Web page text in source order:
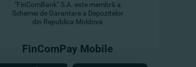
"FinComBank" S.A. este membră a
Schemei de Garantare a Depozitelor
din Republica Moldova
FinComPay Mobile